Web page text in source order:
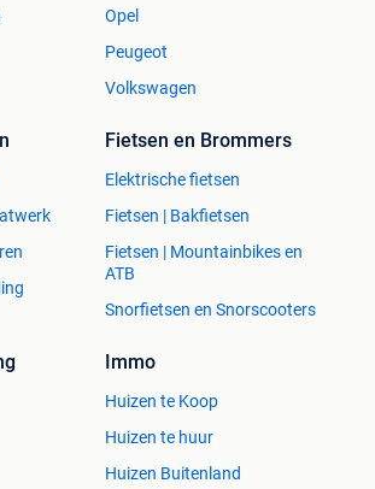
Opel
Peugeot
Volkswagen
Fietsen en Brommers
Elektrische fietsen
Fietsen | Bakfietsen
Fietsen | Mountainbikes en
ATB
Snorfietsen en Snorscooters
Immo
Huizen te Koop
Huizen te huur
Huizen Buitenland